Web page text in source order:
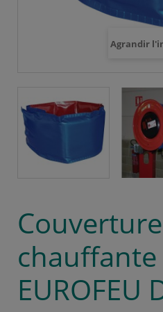
Agrandir
Couverture
EUROFEU